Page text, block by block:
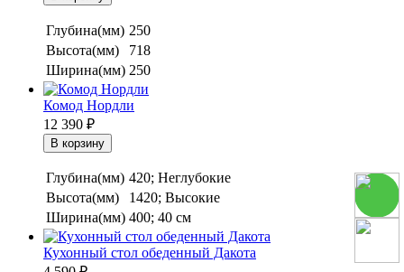
Глубина(мм) 250
Высота(мм)
718
Ширина(мм) 250
Комод Нордли
12 390 ₽
Глубина(мм) 420; Неглубокие
Высота(мм)
1420; Высокие
Ширина(мм) 400; 40 см
Кухонный стол обеденный Дакота